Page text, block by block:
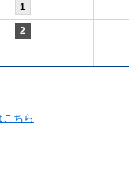
1
2
ちら